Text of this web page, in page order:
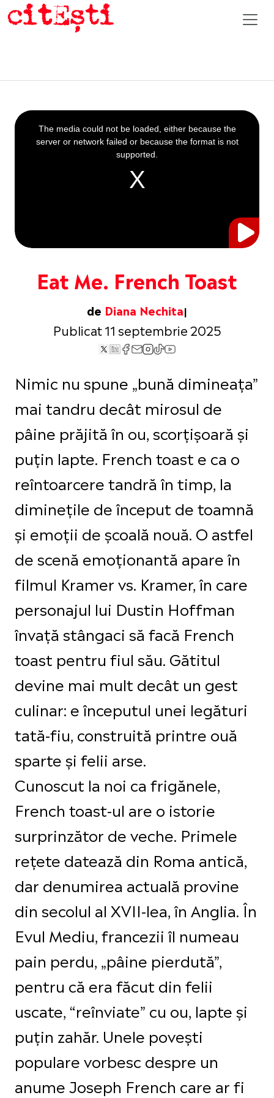
Eat Me. French Toast
de Diana Nechita
Publicat 11 septembrie 2025
This
is
a
The media could not be loaded, either because the
server or network failed or because the format is not
supported.
Nimic nu spune „bună dimineața”
mai tandru decât mirosul de
pâine prăjită în ou, scorțișoară și
puțin lapte. French toast e ca o
reîntoarcere tandră în timp, la
diminețile de început de toamnă
și emoții de școală nouă. O astfel
de scenă emoționantă apare în
filmul Kramer vs. Kramer, în care
personajul lui Dustin Hoffman
învață stângaci să facă French
toast pentru fiul său. Gătitul
devine mai mult decât un gest
culinar: e începutul unei legături
tată-fiu, construită printre ouă
sparte și felii arse.
Cunoscut la noi ca frigănele,
French toast-ul are o istorie
surprinzător de veche. Primele
rețete datează din Roma antică,
dar denumirea actuală provine
din secolul al XVII-lea, în Anglia. În
Evul Mediu, francezii îl numeau
pain perdu, „pâine pierdută”,
pentru că era făcut din felii
uscate, “reînviate” cu ou, lapte și
puțin zahăr. Unele povești
populare vorbesc despre un
anume Joseph French care ar fi